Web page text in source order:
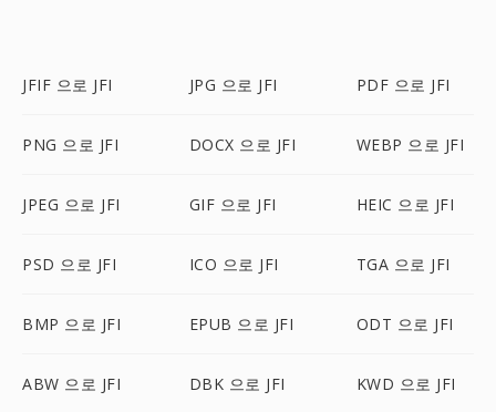
JFIF 으로 JFI JPG 으로 JFI PDF 으로 JFI
PNG 으로 JFI DOCX 으로 JFI WEBP 으로 JFI
JPEG 으로 JFI GIF 으로 JFI HEIC 으로 JFI
PSD 으로 JFI ICO 으로 JFI TGA 으로 JFI
BMP 으로 JFI EPUB 으로 JFI ODT 으로 JFI
ABW 으로 JFI DBK 으로 JFI KWD 으로 JFI